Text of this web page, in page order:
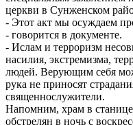
церкви в Сунженском
- Этот акт мы осуждаем
- говорится в документе.
- Ислам и терроризм
насилия, экстремизма,
людей. Верующим себя
рука не приносят
священнослужители.
Напомним, храм в
обстрелян в ночь с